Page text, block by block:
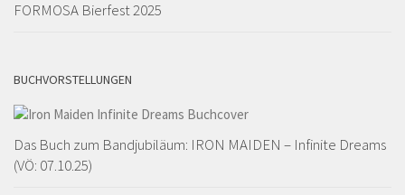
FORMOSA Bierfest 2025
BUCHVORSTELLUNGEN
Das Buch zum Bandjubiläum: IRON MAIDEN – Infinite Dreams
(VÖ: 07.10.25)